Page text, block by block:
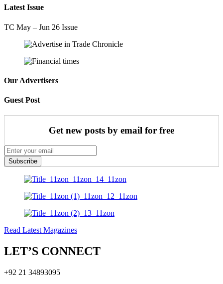
Latest Issue
TC May – Jun 26 Issue
Our Advertisers
Guest Post
Get new posts by email for free
Subscribe
Read Latest Magazines
LET’S CONNECT
+92 21 34893095